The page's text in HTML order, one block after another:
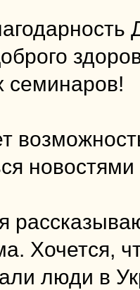
семинаров!
Хочется,
люди в